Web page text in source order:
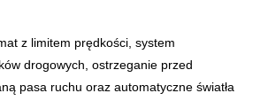
z limitem prędkości, system
drogowych, ostrzeganie przed
pasa ruchu oraz automatyczne światła